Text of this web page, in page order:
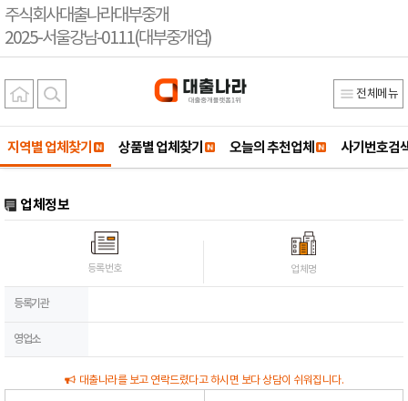
주식회사대출나라대부중개
2025-서울강남-0111(대부중개업)
전체메뉴
지역별 업체찾기 상품별 업체찾기 오늘의 추천업체 사기번호검
업체정보
등록번호 업체명
등록기관
영업소
대출나라를 보고 연락드렸다고 하시면 보다 상담이 쉬워집니다.